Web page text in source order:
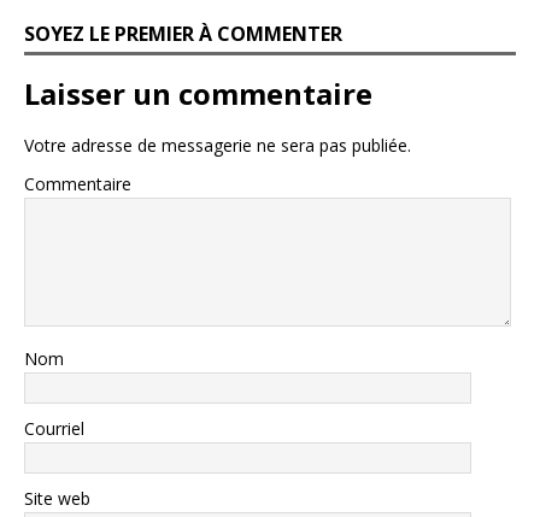
SOYEZ LE PREMIER À COMMENTER
Laisser un commentaire
Votre adresse de messagerie ne sera pas publiée.
Commentaire
Nom
Courriel
Site web